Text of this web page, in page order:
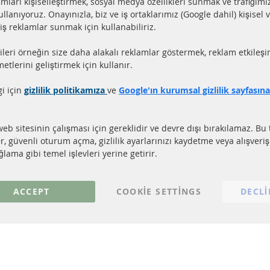
içerisinde gönderim
stokta bulunmaktadır
Tüm parçalar
e-mark ile homologe
LİNKLER
PARTİKÜL FİLTRESİ TEMİZLİĞİ
(KAT)
MÜŞTERİ
Ödeme şekilleri
Onayınızla, biz ve iş ortaklarımız (Google dahil) kişisel
reklamlar sunmak için kullanabiliriz.
örneğin size daha alakalı reklamlar göstermek, reklam
geliştirmek için kullanır.
için gizlilik politikamıza ve Google'ın kurumsal gizlilik sayfasına
sitesinin çalışması için gereklidir ve devre dışı bırakılamaz.
güvenli oturum açma, gizlilik ayarlarınızı kaydetme veya
gibi temel işlevleri yerine getirir.
ACCEPT COOKIE SETTINGS